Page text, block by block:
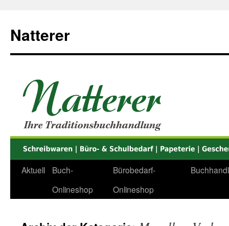
springen
Natterer
Aktuell
Buch-
Onlineshop
Bürobedarf-
Onlineshop